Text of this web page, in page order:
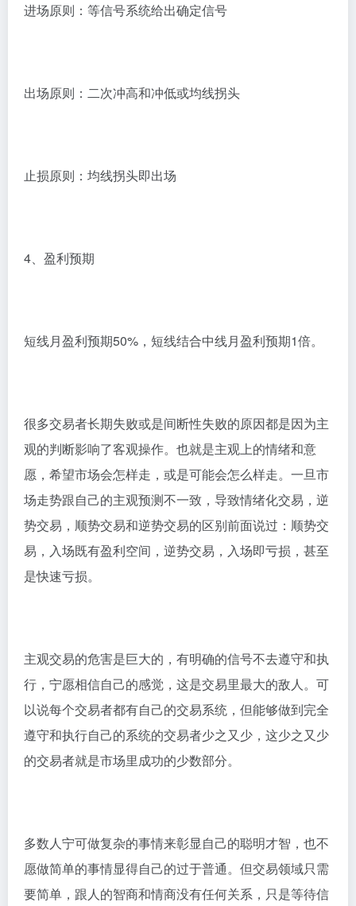
进场原则：等信号系统给出确定信号
出场原则：二次冲高和冲低或均线拐头
止损原则：均线拐头即出场
4、盈利预期
短线月盈利预期50%，短线结合中线月盈利预期1倍。
很多交易者长期失败或是间断性失败的原因都是因为主
观的判断影响了客观操作。也就是主观上的情绪和意
愿，希望市场会怎样走，或是可能会怎么样走。一旦市
场走势跟自己的主观预测不一致，导致情绪化交易，逆
势交易，顺势交易和逆势交易的区别前面说过：顺势交
易，入场既有盈利空间，逆势交易，入场即亏损，甚至
是快速亏损。
主观交易的危害是巨大的，有明确的信号不去遵守和执
行，宁愿相信自己的感觉，这是交易里最大的敌人。可
以说每个交易者都有自己的交易系统，但能够做到完全
遵守和执行自己的系统的交易者少之又少，这少之又少
的交易者就是市场里成功的少数部分。
多数人宁可做复杂的事情来彰显自己的聪明才智，也不
愿做简单的事情显得自己的过于普通。但交易领域只需
要简单，跟人的智商和情商没有任何关系，只是等待信